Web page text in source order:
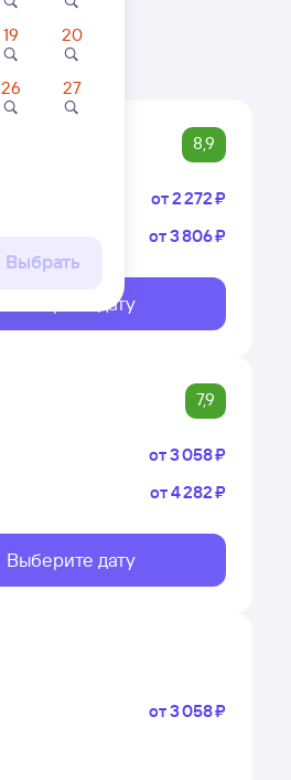
8,9
от2 ⁠272 ⁠₽
от3 ⁠806 ⁠₽
Выберите дату
7,9
от3 ⁠058 ⁠₽
от4 ⁠282 ⁠₽
Выберите дату
от3 ⁠058 ⁠₽
19 20
26 27
Выбрать